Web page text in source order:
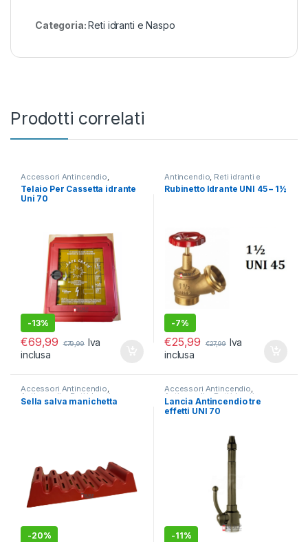
Categoria:Reti idranti e Naspo
Prodotti correlati
Accessori Antincendio
Antincendio ,Reti idranti e
Naspo
Telaio Per Cassetta idrante
Uni 70
-13%
€69,99 €79,99 Iva
inclusa
Antincendio Reti idranti e
Naspo
Rubinetto Idrante UNI 45 – 1½
-7%
€25,99 €27,99 Iva
inclusa
Accessori Antincendio,
Antincendio Reti idranti e
Naspo
Sella salva manichetta
-20%
Accessori Antincendio,
Antincendio, Reti idranti e
Naspo
Lancia Antincendio tre
effetti UNI 70
-11%